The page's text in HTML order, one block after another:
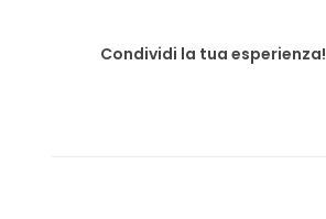
Condividi la tua esperienza!